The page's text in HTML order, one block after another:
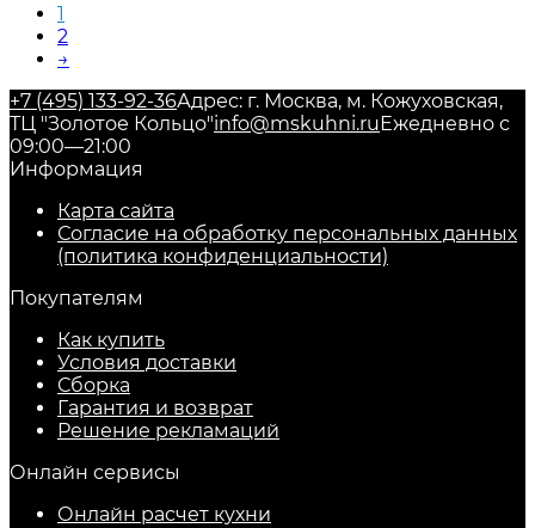
1
2
→
+7 (495) 133-92-36Адрес: г. Москва, м. Кожуховская,
ТЦ "Золотое Кольцо"info@mskuhni.ruЕжедневно с
09:00—21:00
Информация
Карта сайта
Согласие на обработку персональных данных
(политика конфиденциальности)
Покупателям
Как купить
Условия доставки
Сборка
Гарантия и возврат
Решение рекламаций
Онлайн сервисы
Онлайн расчет кухни